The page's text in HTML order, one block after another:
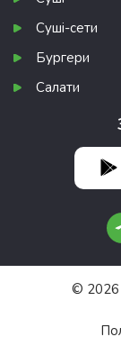
Суші-сети
Бургери
Салати
© 2026